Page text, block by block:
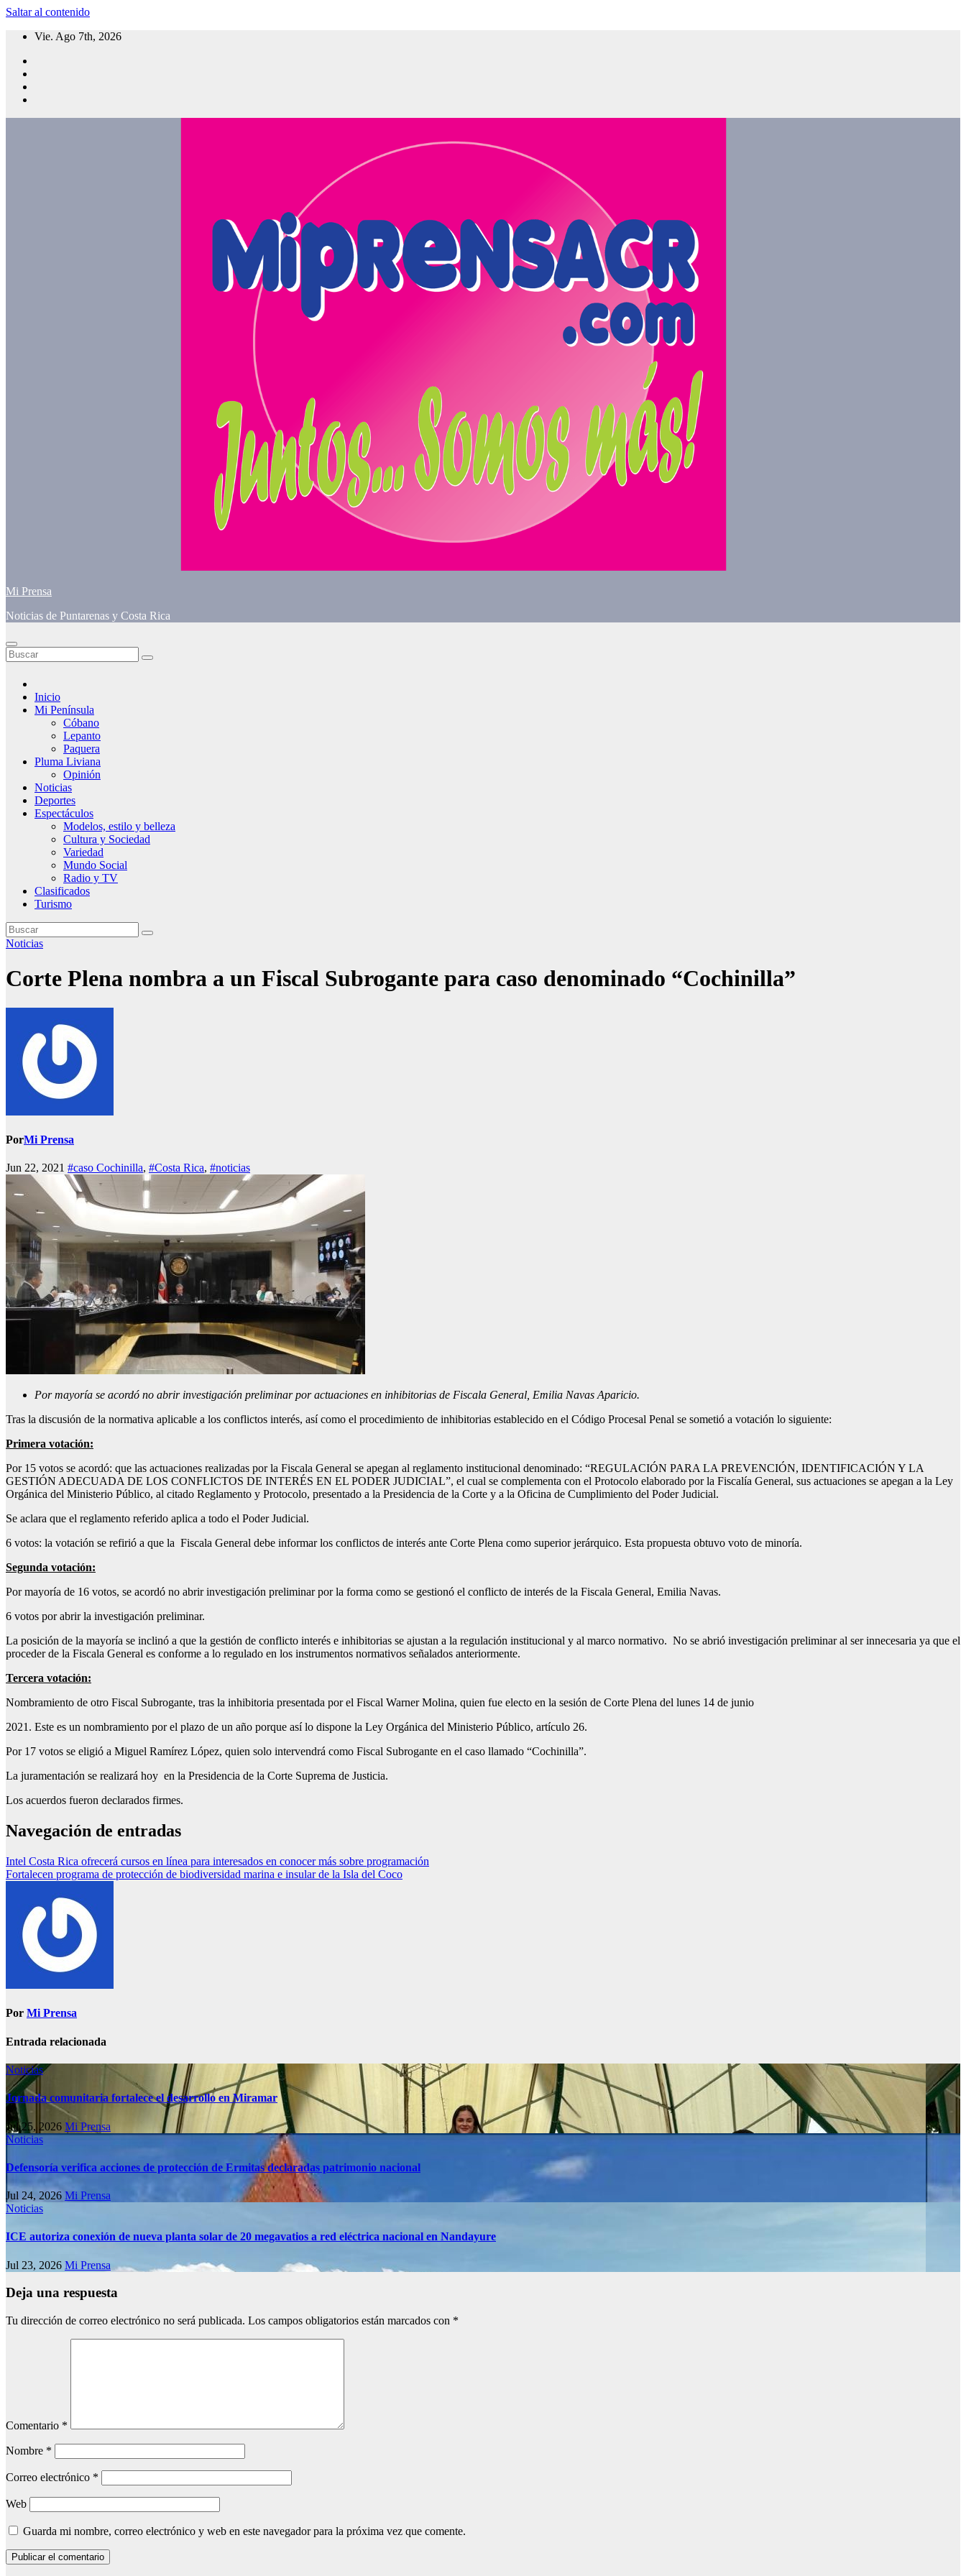
Saltar al contenido
Vie. Ago 7th, 2026
Mi Prensa
Noticias de Puntarenas y Costa Rica
Inicio
Mi Península
Cóbano
Lepanto
Paquera
Pluma Liviana
Opinión
Noticias
Deportes
Espectáculos
Modelos, estilo y belleza
Cultura y Sociedad
Variedad
Mundo Social
Radio y TV
Clasificados
Turismo
Noticias
Corte Plena nombra a un Fiscal Subrogante para caso denominado “Cochinilla”
PorMi Prensa
Jun 22, 2021 #caso Cochinilla, #Costa Rica, #noticias
Por mayoría se acordó no abrir investigación preliminar por actuaciones en inhibitorias de Fiscala General, Emilia Navas Aparicio.
Tras la discusión de la normativa aplicable a los conflictos interés, así como el procedimiento de inhibitorias establecido en el Código Procesal Penal se sometió a votación lo siguiente:
Primera votación:
Por 15 votos se acordó: que las actuaciones realizadas por la Fiscala General se apegan al reglamento institucional denominado: “REGULACIÓN PARA LA PREVENCIÓN, IDENTIFICACIÓN Y LA
GESTIÓN ADECUADA DE LOS CONFLICTOS DE INTERÉS EN EL PODER JUDICIAL”, el cual se complementa con el Protocolo elaborado por la Fiscalía General, sus actuaciones se apegan a la Ley
Orgánica del Ministerio Público, al citado Reglamento y Protocolo, presentado a la Presidencia de la Corte y a la Oficina de Cumplimiento del Poder Judicial.
Se aclara que el reglamento referido aplica a todo el Poder Judicial.
6 votos: la votación se refirió a que la Fiscala General debe informar los conflictos de interés ante Corte Plena como superior jerárquico. Esta propuesta obtuvo voto de minoría.
Segunda votación:
Por mayoría de 16 votos, se acordó no abrir investigación preliminar por la forma como se gestionó el conflicto de interés de la Fiscala General, Emilia Navas.
6 votos por abrir la investigación preliminar.
La posición de la mayoría se inclinó a que la gestión de conflicto interés e inhibitorias se ajustan a la regulación institucional y al marco normativo. No se abrió investigación preliminar al ser innecesaria ya que el
proceder de la Fiscala General es conforme a lo regulado en los instrumentos normativos señalados anteriormente.
Tercera votación:
Nombramiento de otro Fiscal Subrogante, tras la inhibitoria presentada por el Fiscal Warner Molina, quien fue electo en la sesión de Corte Plena del lunes 14 de junio
2021. Este es un nombramiento por el plazo de un año porque así lo dispone la Ley Orgánica del Ministerio Público, artículo 26.
Por 17 votos se eligió a Miguel Ramírez López, quien solo intervendrá como Fiscal Subrogante en el caso llamado “Cochinilla”.
La juramentación se realizará hoy en la Presidencia de la Corte Suprema de Justicia.
Los acuerdos fueron declarados firmes.
Navegación de entradas
Intel Costa Rica ofrecerá cursos en línea para interesados en conocer más sobre programación
Fortalecen programa de protección de biodiversidad marina e insular de la Isla del Coco
Por Mi Prensa
Entrada relacionada
Noticias
Jornada comunitaria fortalece el desarrollo en Miramar
Jul 25, 2026 Mi Prensa
Noticias
Defensoría verifica acciones de protección de Ermitas declaradas patrimonio nacional
Jul 24, 2026 Mi Prensa
Noticias
ICE autoriza conexión de nueva planta solar de 20 megavatios a red eléctrica nacional en Nandayure
Jul 23, 2026 Mi Prensa
Deja una respuesta
Tu dirección de correo electrónico no será publicada. Los campos obligatorios están marcados con *
Comentario *
Nombre *
Correo electrónico *
Web
Guarda mi nombre, correo electrónico y web en este navegador para la próxima vez que comente.